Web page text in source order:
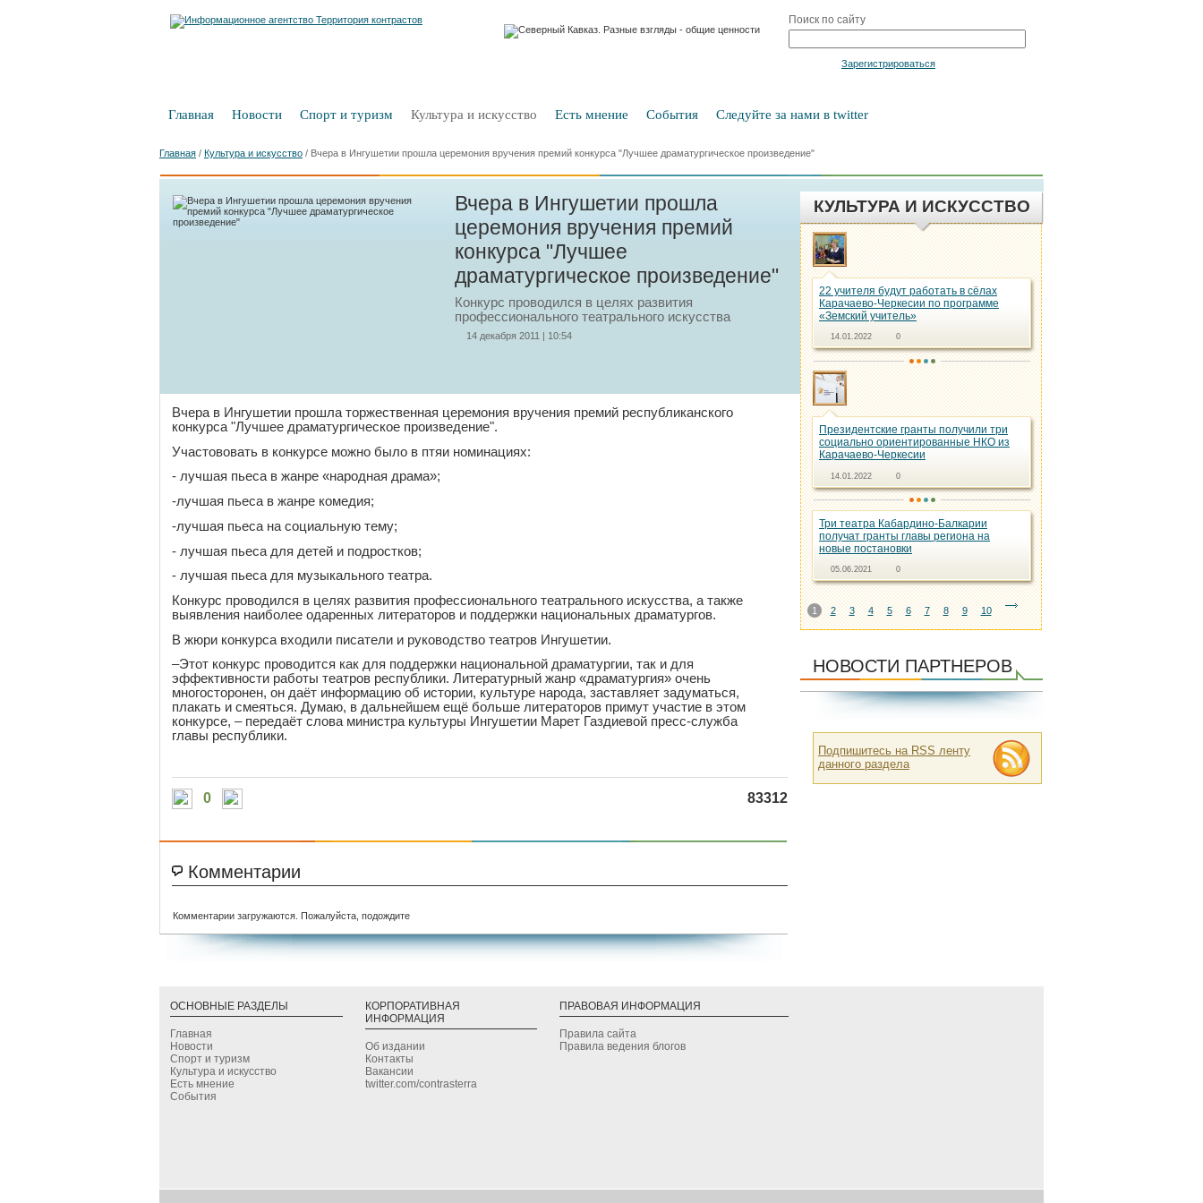
Поиск по сайту
Зарегистрироваться
Главная Новости Спорт и туризм Культура и искусство Есть мнение События Следуйте за нами в twitter
Главная / Культура и искусство / Вчера в Ингушетии прошла церемония вручения премий конкурса "Лучшее драматургическое произведение"
Вчера в Ингушетии прошла
церемония вручения премий
конкурса "Лучшее
драматургическое произведение"
Конкурс проводился в целях развития
профессионального театрального искусства
14 декабря 2011 | 10:54
Вчера в Ингушетии прошла торжественная церемония вручения премий республиканского
конкурса "Лучшее драматургическое произведение".
Участововать в конкурсе можно было в птяи номинациях:
- лучшая пьеса в жанре «народная драма»;
-лучшая пьеса в жанре комедия;
-лучшая пьеса на социальную тему;
- лучшая пьеса для детей и подростков;
- лучшая пьеса для музыкального театра.
Конкурс проводился в целях развития профессионального театрального искусства, а также
выявления наиболее одаренных литераторов и поддержки национальных драматургов.
В жюри конкурса входили писатели и руководство театров Ингушетии.
–Этот конкурс проводится как для поддержки национальной драматургии, так и для
эффективности работы театров республики. Литературный жанр «драматургия» очень
многосторонен, он даёт информацию об истории, культуре народа, заставляет задуматься,
плакать и смеяться. Думаю, в дальнейшем ещё больше литераторов примут участие в этом
конкурсе, – передаёт слова министра культуры Ингушетии Марет Газдиевой пресс-служба
главы республики.
0 83312
Комментарии
Комментарии загружаются. Пожалуйста, подождите
КУЛЬТУРА И ИСКУССТВО
22 учителя будут работать в сёлах
Карачаево-Черкесии по программе
«Земский учитель»
14.01.2022 0
Президентские гранты получили три
социально ориентированные НКО из
Карачаево-Черкесии
14.01.2022 0
Три театра Кабардино-Балкарии
получат гранты главы региона на
новые постановки
05.06.2021 0
1 2 3 4 5 6 7 8 9 10
НОВОСТИ ПАРТНЕРОВ
Подпишитесь на RSS ленту
данного раздела
ОСНОВНЫЕ РАЗДЕЛЫ
Главная
Новости
Спорт и туризм
Культура и искусство
Есть мнение
События
КОРПОРАТИВНАЯ
ИНФОРМАЦИЯ
Об издании
Контакты
Вакансии
twitter.com/contrasterra
ПРАВОВАЯ ИНФОРМАЦИЯ
Правила сайта
Правила ведения блогов